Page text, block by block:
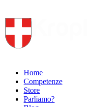
Home
Competenze
Store
Parliamo?